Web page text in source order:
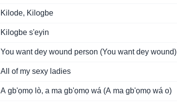
Kilode, Kilogbe
Kilogbe s'eyin
You want dey wound person (You want dey wound)
All of my sexy ladies
A gb'ọmọ lò, a ma gb'ọmọ wá (A ma gb'ọmọ wá o)